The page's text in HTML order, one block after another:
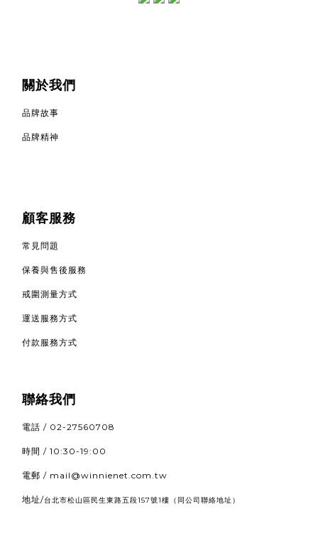
關於我們
品牌故事
品牌精神
顧客服務
常見問題
保養與售後服務
戒圍測量方式
運送服務方式
付款服務方式
聯絡我們
電話 / 02-27560708
時間 / 10:30-19:00
電郵 / mail@winnienet.com.tw
地址/台北市松山區民生東路五段157號1樓 （同公司聯絡地址）